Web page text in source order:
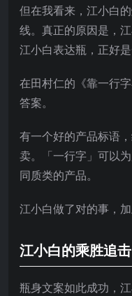
但在我看来，江小白
线。真正的原因是，
江小白表达瓶，正好
在田村仁的《靠一行
答案。
有一个好的产品标语
卖。「一行字」可以
同质类的产品。
江小白做了对的事，
江小白的乘胜追击
瓶身文案如此成功，